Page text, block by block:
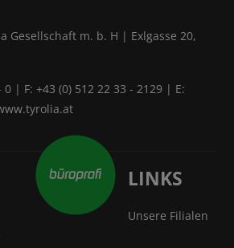
Gesellschaft m. b. H | Exlgasse 20,
0 | F: +43 (0) 512 22 33 - 2129 | E:
LINKS
Unsere Filialen